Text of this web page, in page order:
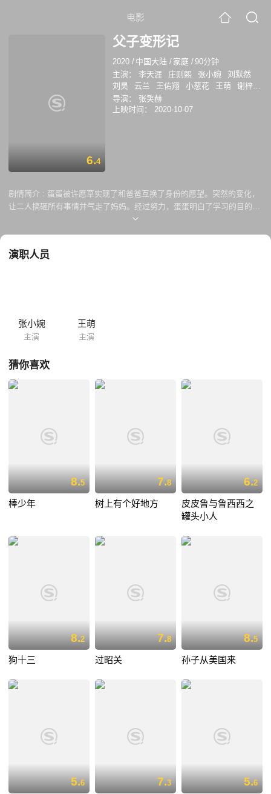
电影
6.4
父子变形记
2020 / 中国大陆 / 家庭 /90分钟
主演：
李天涯 庄则熙 张小婉
刘默然
刘昊
云兰 王佑翔 小葱花 王萌
谢梓
煜
布赖恩·班诺维兹
导演：
张笑赫
上映时间：
2020-10-07
剧情简介 : 蛋蛋被许愿草实现了和爸爸互换了身份的愿望。突然的变化，
让二人搞砸所有事情并气走了妈妈。经过努力，蛋蛋明白了学习的目的并
取得了好成绩，而父母也学会了尊重和信任自己的孩子。
演职人员
张小婉
主演
王萌
主演
猜你喜欢
8.5
棒少年
7.8
树上有个好地方
6.2
皮皮鲁与鲁西西之
罐头小人
8.2
狗十三
7.8
过昭关
8.5
孙子从美国来
5.6 7.3 5.6